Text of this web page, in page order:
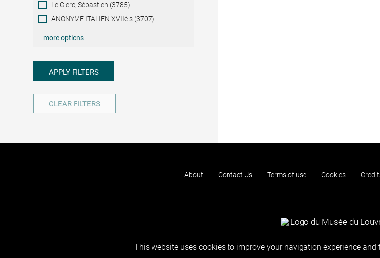
Le Clerc, Sébastien (3785)
ANONYME ITALIEN XVIIè s (3707)
more options
APPLY FILTERS
CLEAR FILTERS
About Contact Us Terms of use Cookies
This website uses cookies to improve your navigation experience